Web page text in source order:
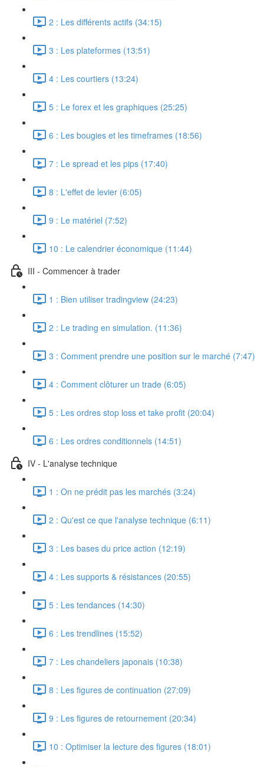
2 : Les différents actifs (34:15)
3 : Les plateformes (13:51)
4 : Les courtiers (13:24)
5 : Le forex et les graphiques (25:25)
6 : Les bougies et les timeframes (18:56)
7 : Le spread et les pips (17:40)
8 : L'effet de levier (6:05)
9 : Le matériel (7:52)
10 : Le calendrier économique (11:44)
III - Commencer à trader
1 : Bien utiliser tradingview (24:23)
2 : Le trading en simulation. (11:36)
3 : Comment prendre une position sur le marché (7:47)
4 : Comment clôturer un trade (6:05)
5 : Les ordres stop loss et take profit (20:04)
6 : Les ordres conditionnels (14:51)
IV - L'analyse technique
1 : On ne prédit pas les marchés (3:24)
2 : Qu'est ce que l'analyse technique (6:11)
3 : Les bases du price action (12:19)
4 : Les supports & résistances (20:55)
5 : Les tendances (14:30)
6 : Les trendlines (15:52)
7 : Les chandeliers japonais (10:38)
8 : Les figures de continuation (27:09)
9 : Les figures de retournement (20:34)
10 : Optimiser la lecture des figures (18:01)